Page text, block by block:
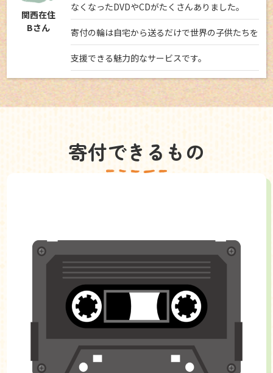
関西在住
Bさん
なくなったDVDやCDがたくさんありました。
寄付の輪は自宅から送るだけで世界の子供たちを
支援できる魅力的なサービスです。
寄付できるもの